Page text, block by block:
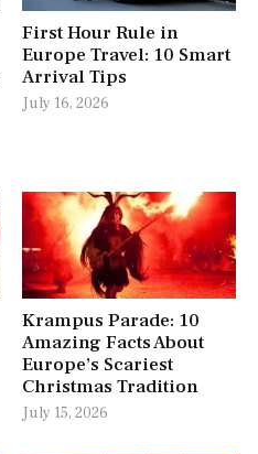
First Hour Rule in
Europe Travel: 10 Smart
Arrival Tips
July 16, 2026
Krampus Parade: 10
Amazing Facts About
Europe’s Scariest
Christmas Tradition
July 15, 2026